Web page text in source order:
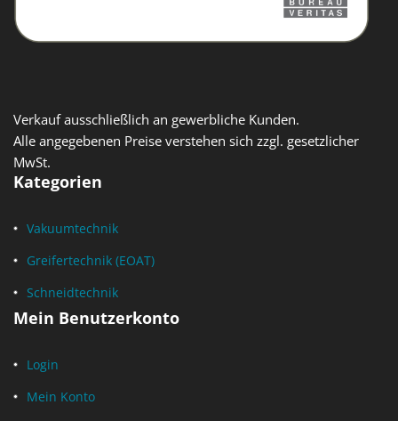
Verkauf ausschließlich an gewerbliche Kunden.
Alle angegebenen Preise verstehen sich zzgl. gesetzlicher
MwSt.
Kategorien
Vakuumtechnik
Greifertechnik (EOAT)
Schneidtechnik
Mein Benutzerkonto
Login
Mein Konto